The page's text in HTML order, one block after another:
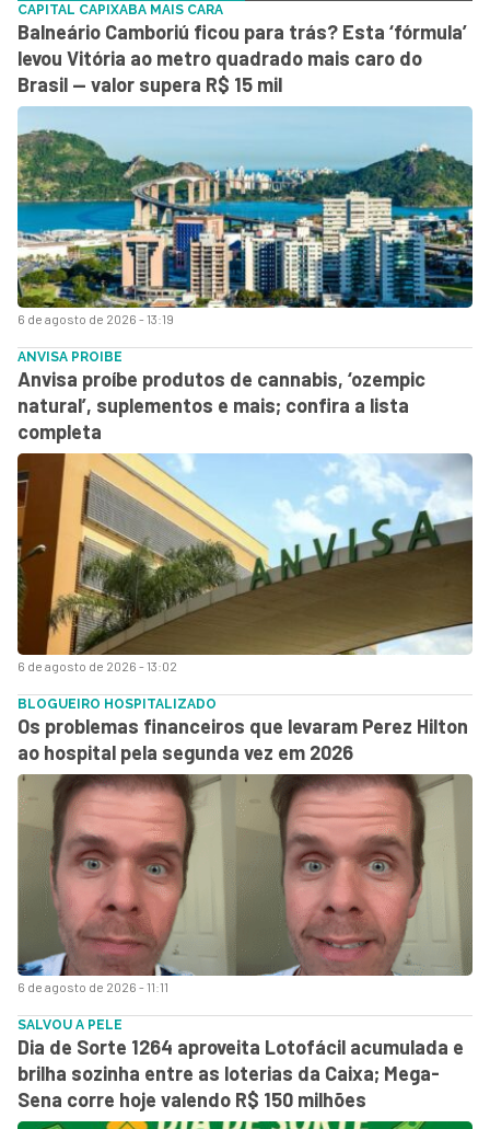
6 de agosto de 2026 - 13:19
CAPITAL CAPIXABA MAIS CARA
Balneário Camboriú ficou para trás? Esta ‘fórmula’
levou Vitória ao metro quadrado mais caro do
Brasil — valor supera R$ 15 mil
6 de agosto de 2026 - 13:02
ANVISA PROIBE
Anvisa proíbe produtos de cannabis, ‘ozempic
natural’, suplementos e mais; confira a lista
completa
6 de agosto de 2026 - 11:11
BLOGUEIRO HOSPITALIZADO
Os problemas financeiros que levaram Perez Hilton
ao hospital pela segunda vez em 2026
SALVOU A PELE
Dia de Sorte 1264 aproveita Lotofácil acumulada e
brilha sozinha entre as loterias da Caixa; Mega-
Sena corre hoje valendo R$ 150 milhões